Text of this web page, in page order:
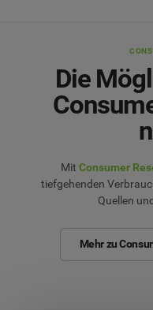
Die
Mit Consumer
tiefgehenden
Quellen
Mehr zu